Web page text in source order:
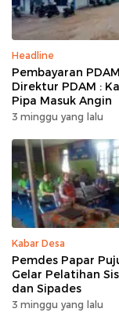
Headline
Pembayaran
Direktur PDAM :
Pipa Masuk Angin
3 minggu yang lalu
Kabar Desa
Pemdes Papar
Gelar Pelatihan
dan Sipades
3 minggu yang lalu